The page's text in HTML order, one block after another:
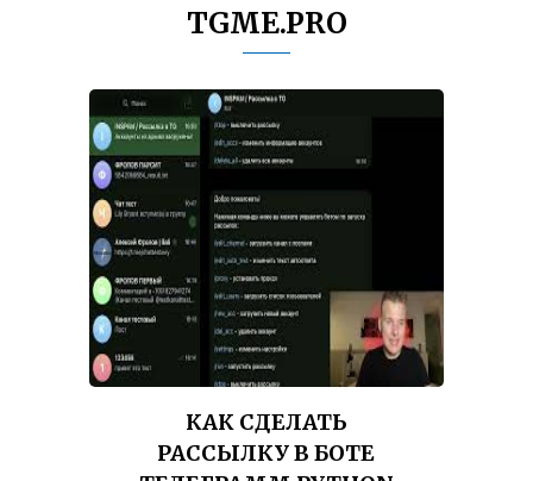
TGME.PRO
КАК СДЕЛАТЬ
РАССЫЛКУ В БОТЕ